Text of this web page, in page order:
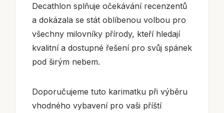
Decathlon splňuje očekávání recenzentů
a dokázala se stát oblíbenou volbou pro
všechny milovníky přírody, kteří hledají
kvalitní a dostupné řešení pro svůj spánek
pod širým nebem.
Doporučujeme tuto karimatku při výběru
vhodného vybavení pro vaši příští